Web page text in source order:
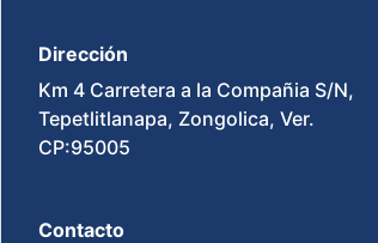
Dirección
Km 4 Carretera a la Compañia S/N,
Tepetlitlanapa, Zongolica, Ver.
CP:95005
Contacto